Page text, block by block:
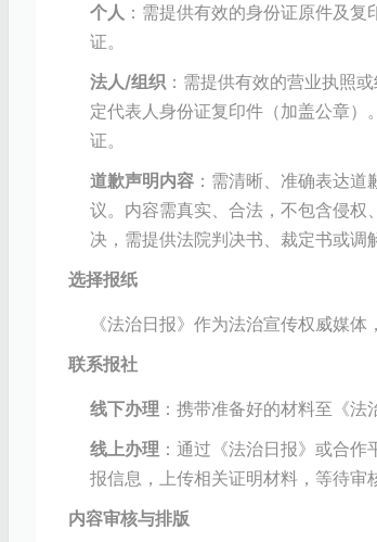
个人 ：需提供有效的身份证原件及
证。
法人/组织：需提供有效的营业执照
定代表人身份证复印件（加盖公章
证。
道歉声明内容：需清晰、准确表达道
议。内容需真实、合法，不包含侵权
决，需提供法院判决书、裁定书或调
选择报纸
《法治日报》作为法治宣传权威媒
联系报社
线下办理 ：携带准备好的材料至《法
线上办理 ：通过《法治日报》或合
报信息，上传相关证明材料，等待审
内容审核与排版